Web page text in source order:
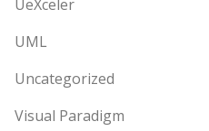
UeXceler
UML
Uncategorized
Visual Paradigm